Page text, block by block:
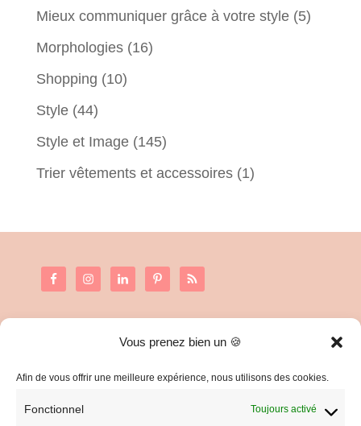
Vous prenez bien un 🍪
Afin de vous offrir une meilleure expérience, nous utilisons des cookies.
Fonctionnel Toujours activé
Mieux communiquer grâce à votre style(5)
Morphologies(16)
Shopping (10)
Style(44)
Style et Image(145)
Trier vêtements et accessoires(1)
C.G.V. et Mentions Légales
Politique de confidentialité